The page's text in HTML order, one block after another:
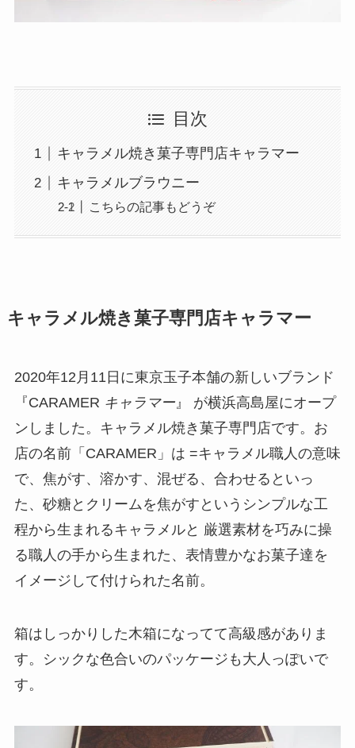
目次
キャラメル焼き菓子専門店キャラマー
キャラメルブラウニー
こちらの記事もどうぞ
キャラメル焼き菓子専門店キャラマー
2020年12月11日に東京玉子本舗の新しいブランド
『CARAMER キャラマー』 が横浜高島屋にオープ
ンしました。キャラメル焼き菓子専門店です。お
店の名前「CARAMER」は =キャラメル職人の意味
で、焦がす、溶かす、混ぜる、合わせるといっ
た、砂糖とクリームを焦がすというシンプルな工
程から生まれるキャラメルと 厳選素材を巧みに操
る職人の手から生まれた、表情豊かなお菓子達を
イメージして付けられた名前。
箱はしっかりした木箱になってて高級感がありま
す。シックな色合いのパッケージも大人っぽいで
す。